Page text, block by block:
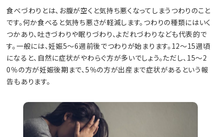
食べづわりとは、お腹が空くと気持ち悪くなってしまうつわりのこと
です。何か食べると気持ち悪さが軽減します。つわりの種類にはいく
つかあり、吐きづわりや眠りづわり、よだれづわりなども代表的で
す。一般には、妊娠5～6週前後でつわりが始まります。12～15週頃
になると、自然に症状がやわらぐ方が多いでしょう。ただし、15～2
0％の方が妊娠後期まで、5％の方が出産まで症状があるという報
告もあります。